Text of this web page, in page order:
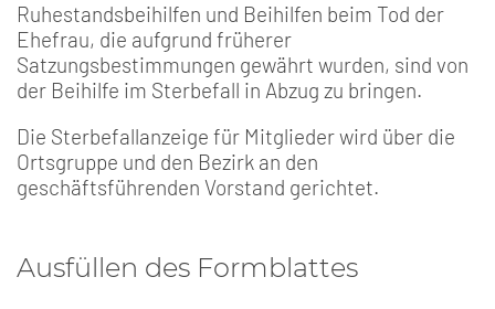
Ruhestandsbeihilfen und Beihilfen beim Tod der
Ehefrau, die aufgrund früherer
Satzungsbestimmungen gewährt wurden, sind von
der Beihilfe im Sterbefall in Abzug zu bringen.
Die Sterbefallanzeige für Mitglieder wird über die
Ortsgruppe und den Bezirk an den
geschäftsführenden Vorstand gerichtet.
Ausfüllen des Formblattes